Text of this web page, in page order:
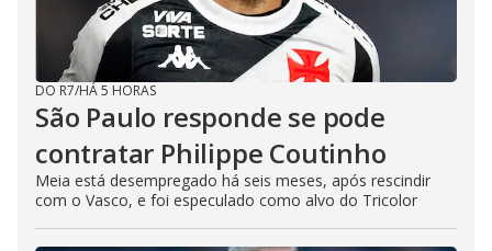
DO R7/HÁ 5 HORAS
São Paulo responde se pode
contratar Philippe Coutinho
Meia está desempregado há seis meses, após rescindir
com o Vasco, e foi especulado como alvo do Tricolor